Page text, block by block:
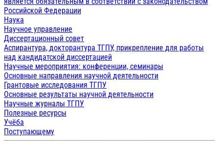
Российской Федерации
Наука
Научное управление
Диссертационный совет
Аспирантура, докторантура ТГПУ, прикрепление для работы
над кандидатской диссертацией
Научные мероприятия: конференции, семинары
Основные направления научной деятельности
Грантовые исследования ТГПУ
Основные результаты научной деятельности
Научные журналы ТГПУ
Полезные ресурсы
Учёба
Поступающему